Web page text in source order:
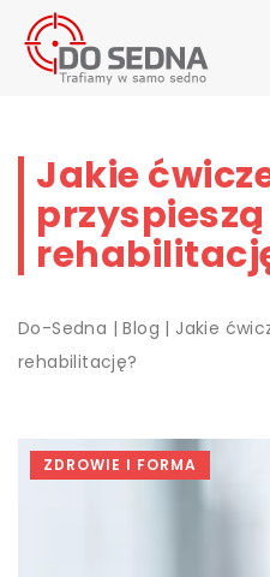
Jakie
przyspieszą
Do-Sedna |Blog | Jakie
rehabilitację?
ZDROWIE I FORMA